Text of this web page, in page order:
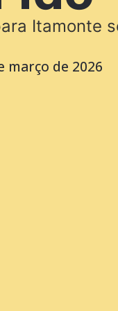
Itamonte
março de 2026